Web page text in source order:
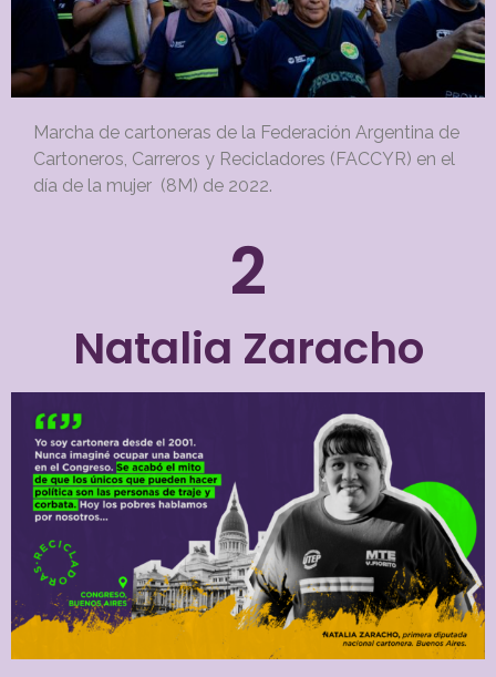
Marcha de cartoneras de la Federación Argentina de
Cartoneros, Carreros y Recicladores (FACCYR) en el
día de la mujer (8M) de 2022.
2
Natalia Zaracho